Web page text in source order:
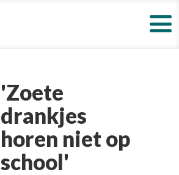
'Zoete
drankjes
horen niet op
school'